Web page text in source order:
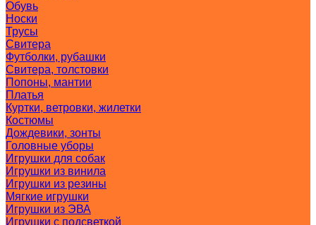
Обувь
Носки
Трусы
Свитера
Футболки, рубашки
Свитера, толстовки
Попоны, мантии
Платья
Куртки, ветровки, жилетки
Костюмы
Дождевики, зонты
Головные уборы
Игрушки для собак
Игрушки из винила
Игрушки из резины
Мягкие игрушки
Игрушки из ЭВА
Игрушки с подсветкой